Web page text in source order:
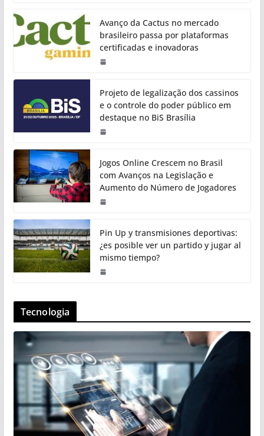
Avanço da Cactus no mercado
brasileiro passa por plataformas
certificadas e inovadoras
Projeto de legalização dos cassinos
e o controle do poder público em
destaque no BiS Brasília
Jogos Online Crescem no Brasil
com Avanços na Legislação e
Aumento do Número de Jogadores
Pin Up y transmisiones deportivas:
¿es posible ver un partido y jugar al
mismo tiempo?
Tecnologia